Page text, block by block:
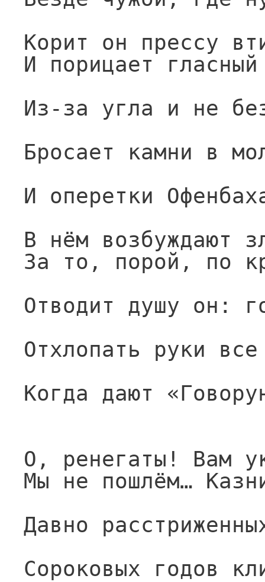
Корит он прессу
И порицает
Из-за угла и не
Бросает камни в
И оперетки
В нём возбуждают
За то, порой, по
Отводит душу он:
Отхлопать руки
Когда дают
О, ренегаты! Вам
Мы не пошлём…
Давно
Сороковых годов